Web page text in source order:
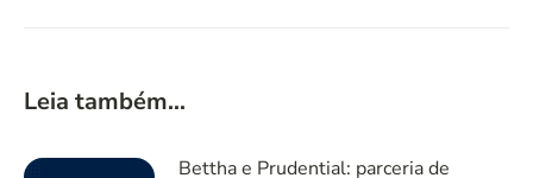
Leia também...
Bettha e Prudential: parceria de